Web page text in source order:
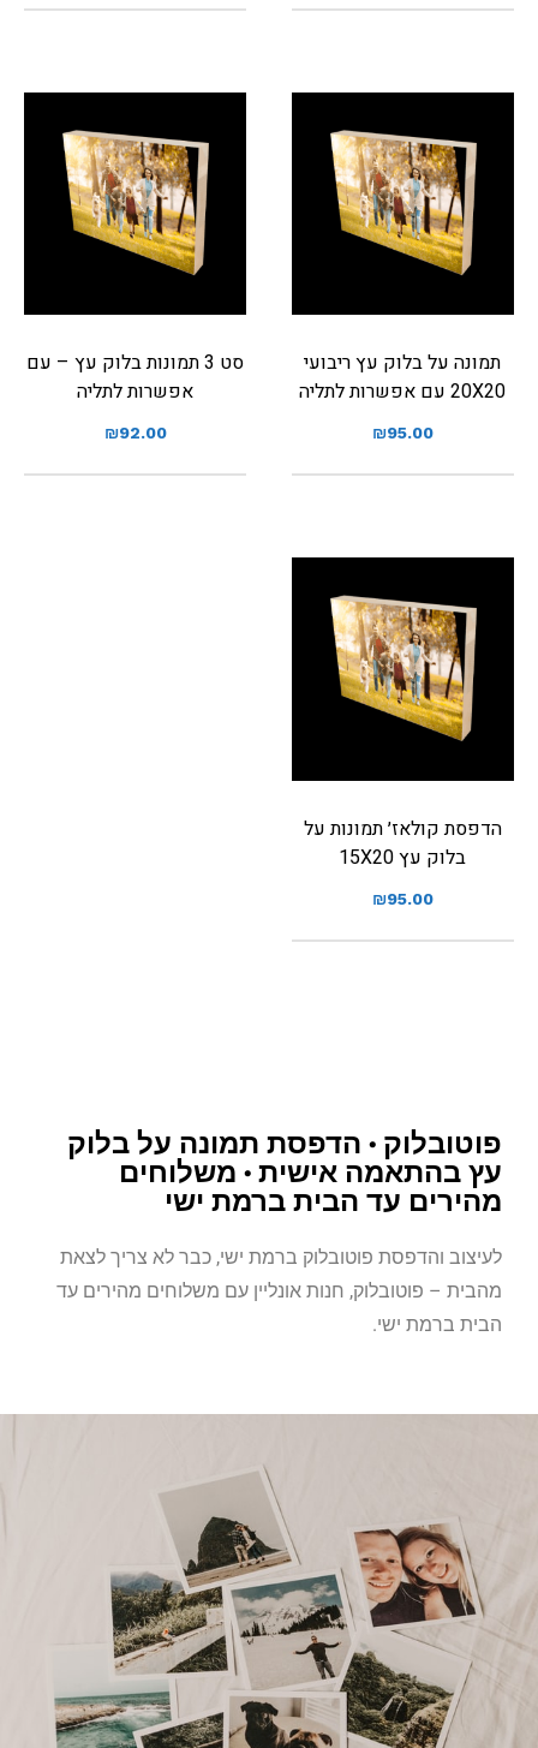
תמונה על בלוק עץ ריבועי
20X20 עם אפשרות לתליה
₪95.00
סט 3 תמונות בלוק עץ – עם
אפשרות לתליה
₪92.00
הדפסת קולאז׳ תמונות על
בלוק עץ 15X20
₪95.00
פוטובלוק • הדפסת תמונה על בלוק
עץ בהתאמה אישית • משלוחים
מהירים עד הבית ברמת ישי
לעיצוב והדפסת פוטובלוק ברמת ישי, כבר לא צריך לצאת
מהבית – פוטובלוק, חנות אונליין עם משלוחים מהירים עד
הבית ברמת ישי.